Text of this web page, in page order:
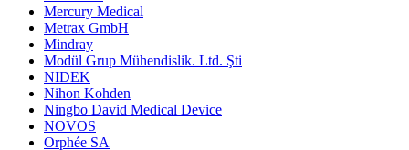
Mercury Medical
Metrax GmbH
Mindray
Modül Grup Mühendislik. Ltd. Şti
NIDEK
Nihon Kohden
Ningbo David Medical Device
NOVOS
Orphée SA